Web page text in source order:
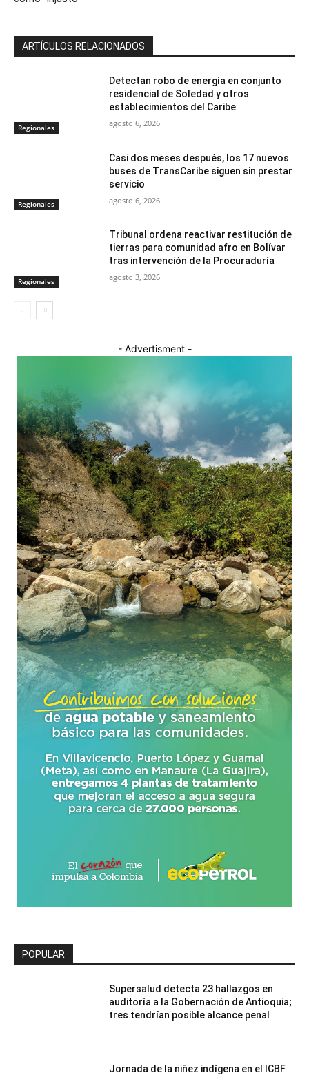
ARTÍCULOS RELACIONADOS
Regionales
Detectan robo de energía en conjunto
residencial de Soledad y otros
establecimientos del Caribe
agosto 6, 2026
Regionales
Casi dos meses después, los 17 nuevos
buses de TransCaribe siguen sin prestar
servicio
agosto 6, 2026
Regionales
Tribunal ordena reactivar restitución de
tierras para comunidad afro en Bolívar
tras intervención de la Procuraduría
agosto 3, 2026
- Advertisment -
POPULAR
Supersalud detecta 23 hallazgos en
auditoría a la Gobernación de Antioquia;
tres tendrían posible alcance penal
Jornada de la niñez indígena en el ICBF